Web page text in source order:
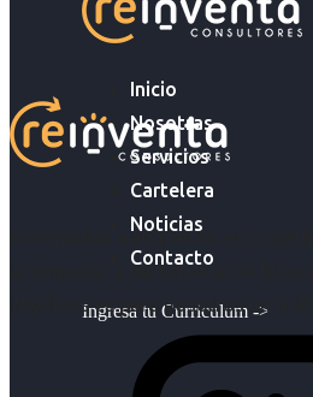
Inicio
Nosotras
Servicios
Cartelera
Noticias
Contacto
Ingresa tu Curriculum ->
Acompañar a empresas en su
acompañar a personas en la
objetivos es para nosotros un